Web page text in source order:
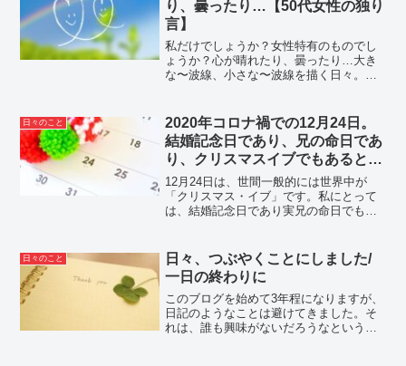
り、曇ったり…【50代女性の独り
言】
私だけでしょうか？女性特有のものでし
ょうか？心が晴れたり、曇ったり…大き
な〜波線、小さな〜波線を描く日々。ウ
朝もあります。お天気のせい？気圧のせ
い？理由を探すけど、理由...
日々のこと
2020年コロナ禍での12月24日。
結婚記念日であり、兄の命日であ
り、クリスマスイブでもあるとい
う「日」
12月24日は、世間一般的には世界中が
「クリスマス・イブ」です。私にとって
は、結婚記念日であり実兄の命日でもあ
の響きだけでもドキドキワクワクしてい
ました。それが、今年は...
日々のこと
日々、つぶやくことにしました/
一日の終わりに
このブログを始めて3年程になりますが、
日記のようなことは避けてきました。そ
れは、誰も興味がないだろうなという理